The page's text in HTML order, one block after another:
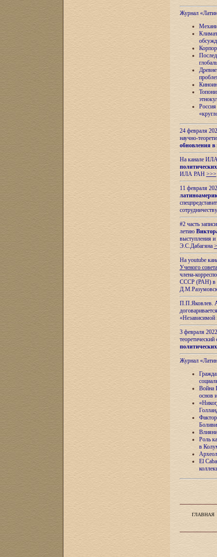
Журнал
24 февраля
научно-
обновления в
На канале
ИЛА РАН >>>
11 февраля
#2 часть
летию
выступления
Э.С.Дабагяна
На youtube
Ученого
члена-
СССР (РАН) в
П.П.Яковлев.
«Независимой
3 февраля
теоретический
Журнал
Война
основ
Роль
в
El
ГЛАВНАЯ